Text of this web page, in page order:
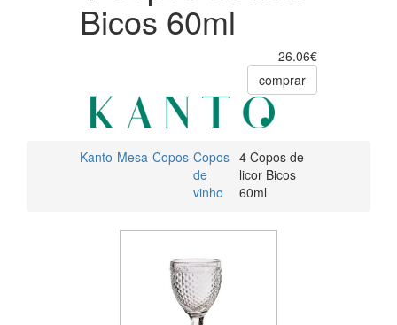
Bicos 60ml
26.06€
comprar
Kanto Mesa Copos Copos
de
vinho
4 Copos de
licor Bicos
60ml